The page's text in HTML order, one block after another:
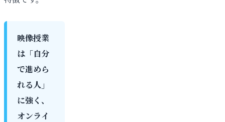
映像授業
は「自分
で進めら
れる人」
に強く、
オンライ